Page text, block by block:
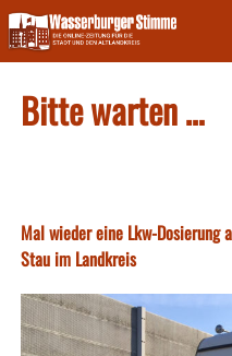
Skip
to
content
Bitte warten …
Mal wieder eine Lkw-Dosierung
Stau im Landkreis